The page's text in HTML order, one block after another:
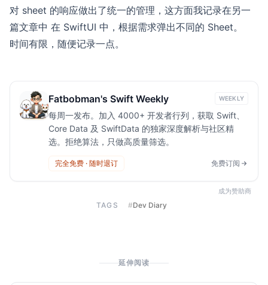
对 sheet 的响应做出了统一的管理，这方面我记录在另一
篇文章中 在 SwiftUI 中，根据需求弹出不同的 Sheet。
时间有限，随便记录一点。
Fatbobman's Swift Weekly WEEKLY
每周一发布。加入 4000+ 开发者行列，获取 Swift、
Core Data 及 SwiftData 的独家深度解析与社区精
选。拒绝算法，只做高质量筛选。
完全免费 · 随时退订 免费订阅
成为赞助商
TAGS #Dev Diary
延伸阅读